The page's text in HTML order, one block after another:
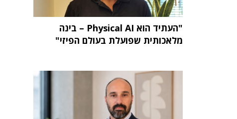
"העתיד הוא Physical AI – בינה
מלאכותית שפועלת בעולם הפיזי"